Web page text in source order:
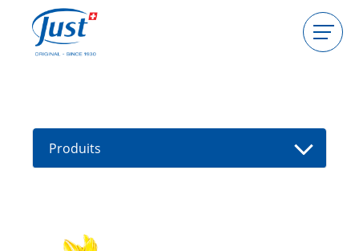
Devenir conseillère
Guides
Produits
Offres